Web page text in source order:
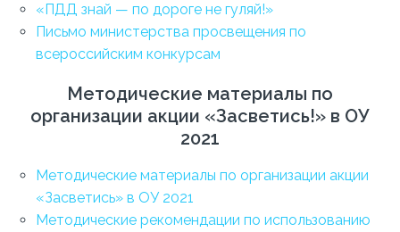
«ПДД знай — по дороге не гуляй!»
Письмо министерства просвещения по
всероссийским конкурсам
Методические материалы по
организации акции «Засветись!» в ОУ
2021
Методические материалы по организации акции
«Засветись» в ОУ 2021
Методические рекомендации по использованию